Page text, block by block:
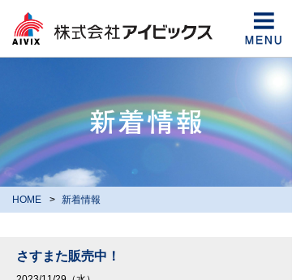
HOME 新着情報
さすまた販売中！